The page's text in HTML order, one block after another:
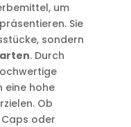
um
Sie
sondern
. Durch
eine hohe
Ob
oder